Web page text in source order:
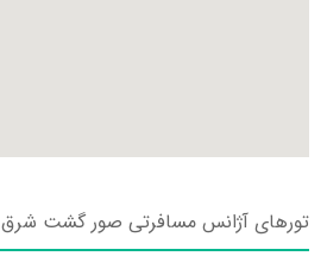
تورهای آژانس مسافرتی صور گشت شرق